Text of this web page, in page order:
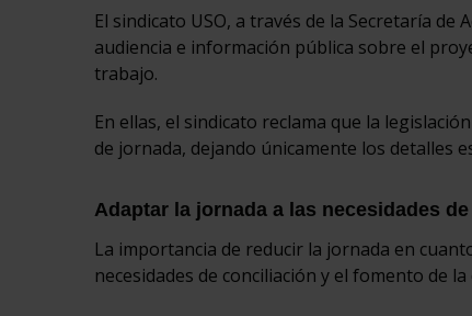
El sindicato USO, a través de la Secretaría
audiencia e información pública sobre el
trabajo.
En ellas, el sindicato reclama que la
de jornada, dejando únicamente los detalles
Adaptar la jornada a las necesidades
La importancia de reducir la jornada en
necesidades de conciliación y el fomento de